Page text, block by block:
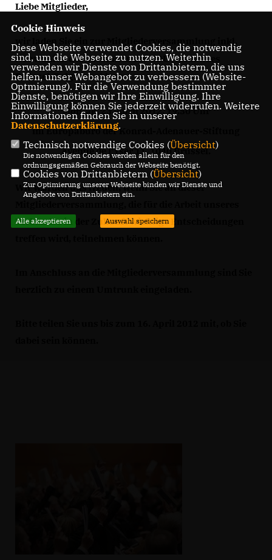
Liebe Mitglieder,
wir laden Sie ein zur
Mitgliederversammlung inkl.
Neuwahlen des Vorstandsdes CDU-Verbandes
Brüssel-Belgien asbl. am
Montag, 23. April 2012, 19.30 Uhr
im Europabüro der Konrad-Adenauer-Stiftung
Avenue de l'Yser 11, 1040 Brüssel.
Wir würden uns freuen, wenn Sie an dieser
Verbandes in der Zukunft wichtige Entscheidungen
Cookie Hinweis
Diese Webseite verwendet Cookies, die notwendig
sind, um die Webseite zu nutzen. Weiterhin
verwenden wir Dienste von Drittanbietern, die uns
helfen, unser Webangebot zu verbessern (Website-
Optmierung). Für die Verwendung bestimmter
Dienste, benötigen wir Ihre Einwilligung. Ihre
Einwilligung können Sie jederzeit widerrufen. Weitere
Informationen finden Sie in unserer
Datenschutzerklärung.
Technisch notwendige Cookies (Übersicht)
Die notwendigen Cookies werden allein für den
ordnungsgemäßen Gebrauch der Webseite benötigt.
Cookies von Drittanbietern (Übersicht)
Zur Optimierung unserer Webseite binden wir Dienste und
Angebote von Drittanbietern ein.
Alle akzeptieren Auswahl speichern